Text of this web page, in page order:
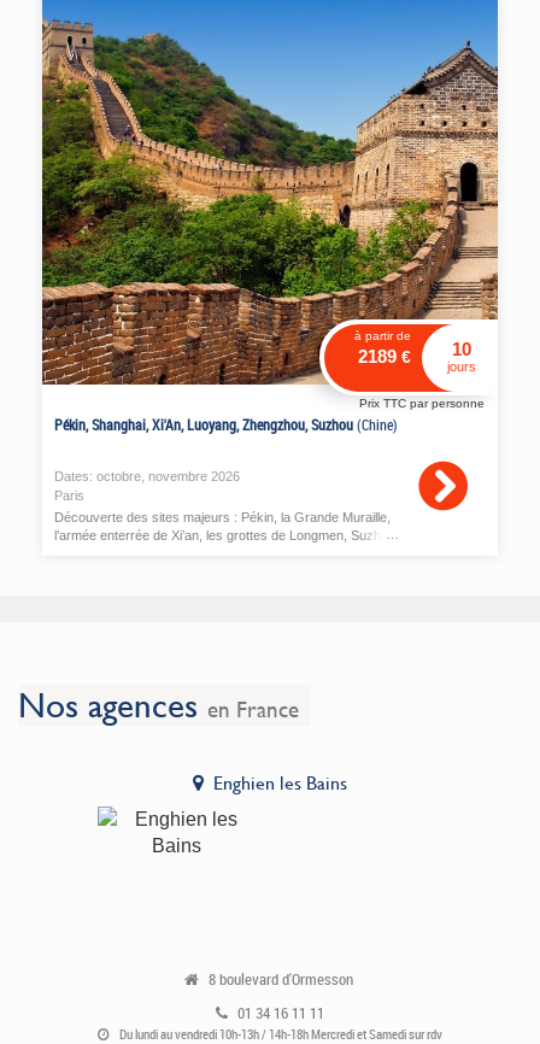
à partir de
2189€ 10
jours
Prix TTC par personne
Pékin, Shanghai, Xi'An, Luoyang, Zhengzhou, Suzhou(Chine)
Dates: octobre novembre 2026
Paris
Découverte des sites majeurs : Pékin, la Grande Muraille,
l’armée enterrée de Xi’an, les grottes de Longmen, Suzhou
Nos agences en France
Enghien les Bains
8 boulevard d'Ormesson
01 34 16 11 11
Du lundi au vendredi 10h-13h / 14h-18h Mercredi et Samedi sur rdv